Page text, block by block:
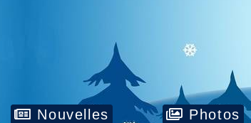
Nouvelles Photos